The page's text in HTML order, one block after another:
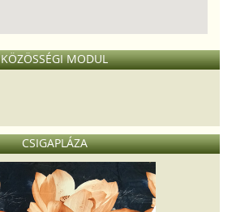
KÖZÖSSÉGI MODUL
CSIGAPLÁZA